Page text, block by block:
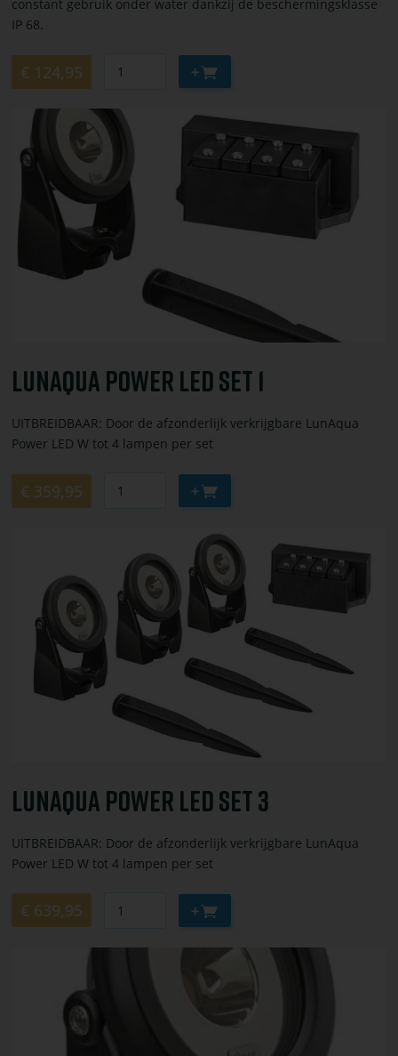
constant gebruik onder water dankzij de beschermingsklasse
IP 68.
€ 124,95 Aantal Aan
winkelwagen
LunAqua Power LED Set 1
UITBREIDBAAR: Door de afzonderlijk verkrijgbare LunAqua
Power LED W tot 4 lampen per set
€ 359,95 Aantal Aan
winkelwagen
Bekijk
bestel
LunAqua
Power
LED
1
LunAqua Power LED Set 3
UITBREIDBAAR: Door de afzonderlijk verkrijgbare LunAqua
Power LED W tot 4 lampen per set
€ 639,95 Aan
winkelwagen
toevoegen
LunAqua
Power